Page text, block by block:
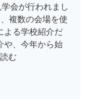
会が行われまし
複数の会場を使
よる学校紹介だ
や、今年から始
む